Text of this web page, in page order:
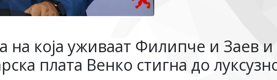
на која уживаат Филипче и Заев
плата Венко стигна до